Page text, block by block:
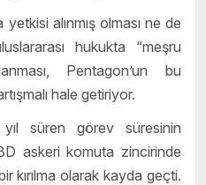
alınmış olması ne de
hukukta “meşru
Pentagon’un bu
hale getiriyor.
süren görev süresinin
askeri komuta zincirinde
kırılma olarak kayda geçti.